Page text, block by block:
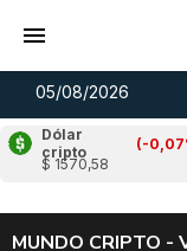
05/08/2026
Dólar
cripto
(-
$ 1570,58
MUNDO CRIPTO